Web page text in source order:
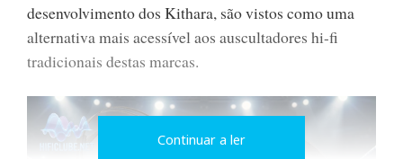
desenvolvimento dos Kithara, são vistos como uma
alternativa mais acessível aos auscultadores hi-fi
tradicionais destas marcas.
Continuar a ler